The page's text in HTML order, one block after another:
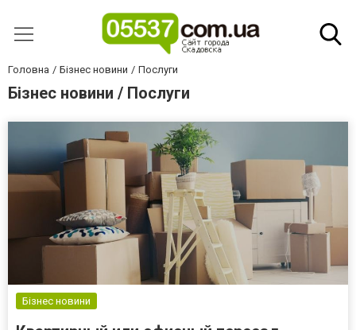
Головна Бізнес новини Послуги
Бізнес новини / Послуги
Бізнес новини